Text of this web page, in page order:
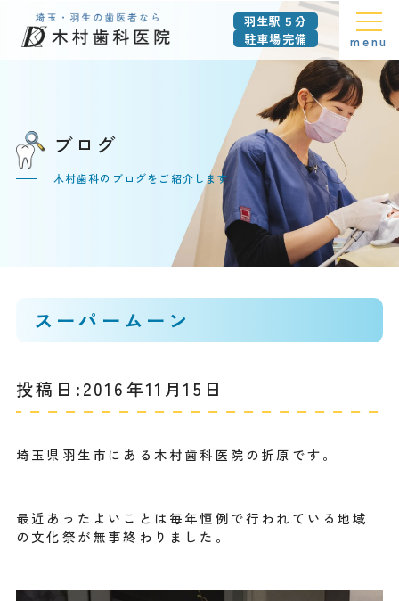
羽生駅５分
駐車場完備
menu
ブログ
木村歯科のブログをご紹介します
スーパームーン
投稿日:2016年11月15日
埼玉県羽生市にある木村歯科医院の折原です。
最近あったよいことは毎年恒例で行われている地域
の文化祭が無事終わりました。